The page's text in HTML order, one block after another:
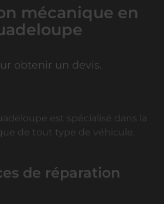
mécanique en
obtenir un devis.
est spécialisé dans la
de tout type de véhicule.
de réparation